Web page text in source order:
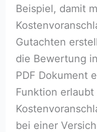
Beispiel, damit
Gutachten
die Bewertung
PDF Dokument
Funktion
bei einer